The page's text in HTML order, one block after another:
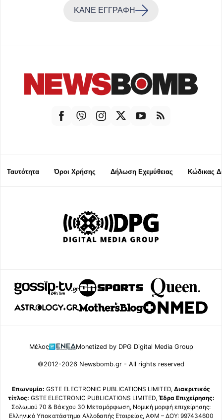
ΚΑΝΕ ΕΓΓΡΑΦΗ
Ταυτότητα Όροι Χρήσης Δήλωση Εχεμύθειας Κώδικας
Μέλος Monetized by DPG Digital Media Group
©2012-2026 Newsbomb.gr - All rights reserved
Επωνυμία: GSTE ELECTRONIC PUBLICATIONS LIMITED, Διακριτικός
τίτλος: GSTE ELECTRONIC PUBLICATIONS LIMITED, Έδρα Επιχείρησης:
Σολωμού 70 & Βάκχου 30 Μεταμόρφωση, Νομική μορφή επιχείρησης:
Ελληνικό Υποκατάστημα Αλλοδαπής Εταιρείας, ΑΦΜ – ΔΟΥ: 997434600